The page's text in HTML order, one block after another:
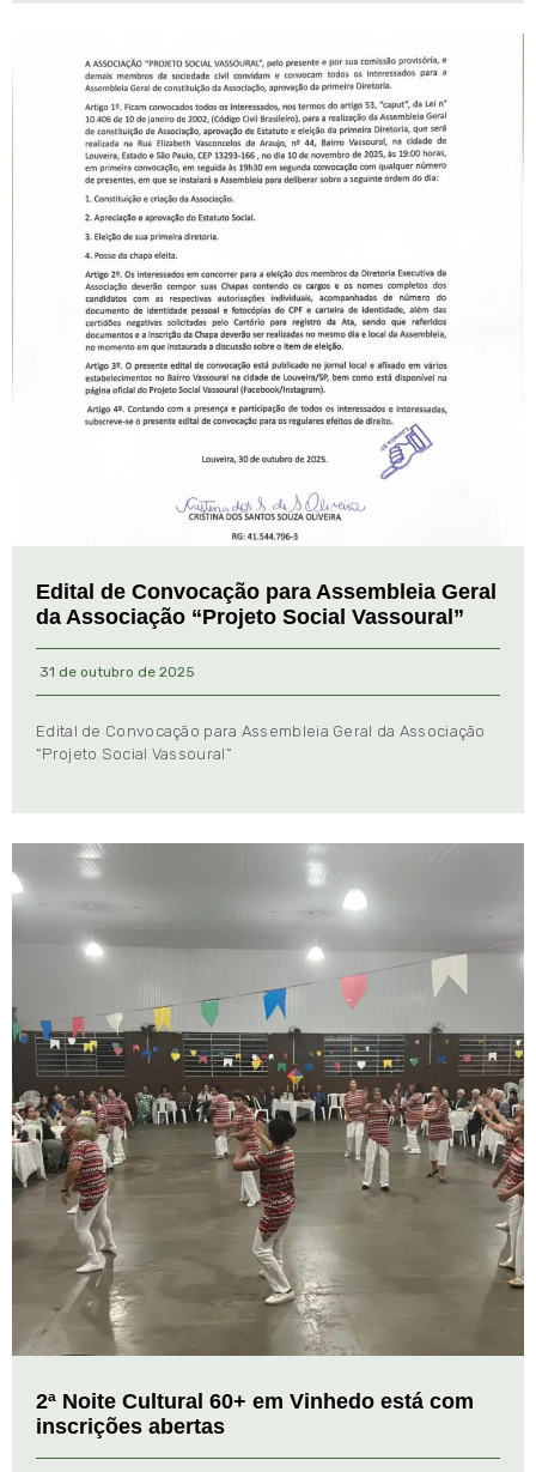
Edital de Convocação para Assembleia Geral
da Associação “Projeto Social Vassoural”
31 de outubro de 2025
Edital de Convocação para Assembleia Geral da Associação
“Projeto Social Vassoural”
2ª Noite Cultural 60+ em Vinhedo está com
inscrições abertas